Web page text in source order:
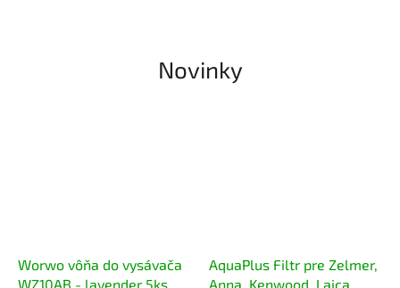
Novinky
Worwo vôňa do vysávača
WZ10AB - lavender 5ks
AquaPlus Filtr pre Zelmer,
Anna, Kenwood, Laica,